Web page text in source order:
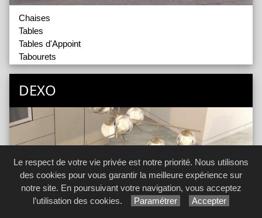
Chaises
Tables
Tables d'Appoint
Tabourets
Poufs et Compléments
DEXO
Le respect de votre vie privée est notre priorité. Nous utilisons
des cookies pour vous garantir la meilleure expérience sur
notre site. En poursuivant votre navigation, vous acceptez
l’utilisation des cookies.
Paramétrer Accepter